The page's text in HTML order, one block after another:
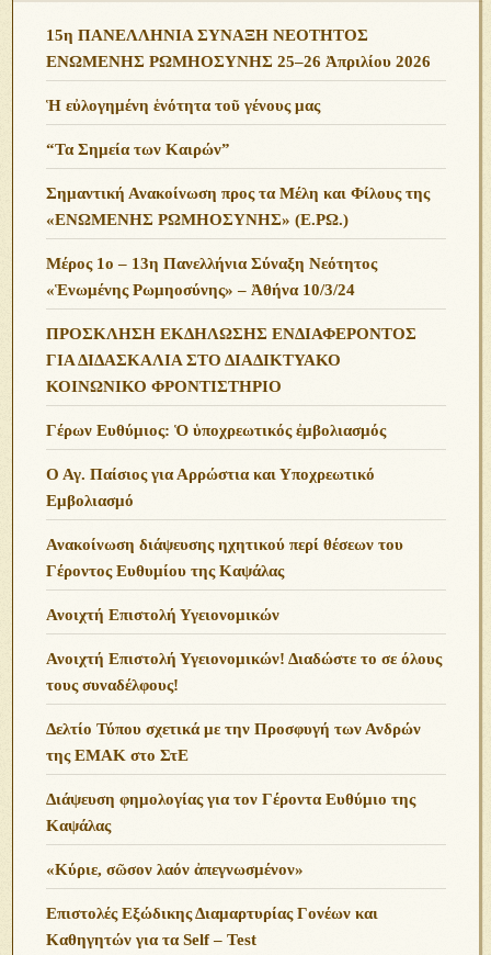
15η ΠΑΝΕΛΛΗΝΙΑ ΣΥΝΑΞΗ ΝΕΟΤΗΤΟΣ
ΕΝΩΜΕΝΗΣ ΡΩΜΗΟΣΥΝΗΣ 25–26 Ἀπριλίου 2026
Ἡ εὐλογημένη ἑνότητα τοῦ γένους μας
“Τα Σημεία των Καιρών”
Σημαντική Ανακοίνωση προς τα Μέλη και Φίλους της
«ΕΝΩΜΕΝΗΣ ΡΩΜΗΟΣΥΝΗΣ» (Ε.ΡΩ.)
Μέρος 1ο – 13η Πανελλήνια Σύναξη Νεότητος
«Ἑνωμένης Ρωμηοσύνης» – Ἀθήνα 10/3/24
ΠΡΟΣΚΛΗΣΗ ΕΚΔΗΛΩΣΗΣ ΕΝΔΙΑΦΕΡΟΝΤΟΣ
ΓΙΑ ΔΙΔΑΣΚΑΛΙΑ ΣΤΟ ΔΙΑΔΙΚΤΥΑΚΟ
ΚΟΙΝΩΝΙΚΟ ΦΡΟΝΤΙΣΤΗΡΙΟ
Γέρων Ευθύμιος: Ὁ ὑποχρεωτικός ἐμβολιασμός
Ο Αγ. Παίσιος για Αρρώστια και Υποχρεωτικό
Εμβολιασμό
Ανακοίνωση διάψευσης ηχητικού περί θέσεων του
Γέροντος Ευθυμίου της Καψάλας
Ανοιχτή Επιστολή Υγειονομικών
Ανοιχτή Επιστολή Υγειονομικών! Διαδώστε το σε όλους
τους συναδέλφους!
Δελτίο Τύπου σχετικά με την Προσφυγή των Ανδρών
της ΕΜΑΚ στο ΣτΕ
Διάψευση φημολογίας για τον Γέροντα Ευθύμιο της
Καψάλας
«Κύριε, σῶσον λαόν ἀπεγνωσμένον»
Επιστολές Εξώδικης Διαμαρτυρίας Γονέων και
Καθηγητών για τα Self – Test